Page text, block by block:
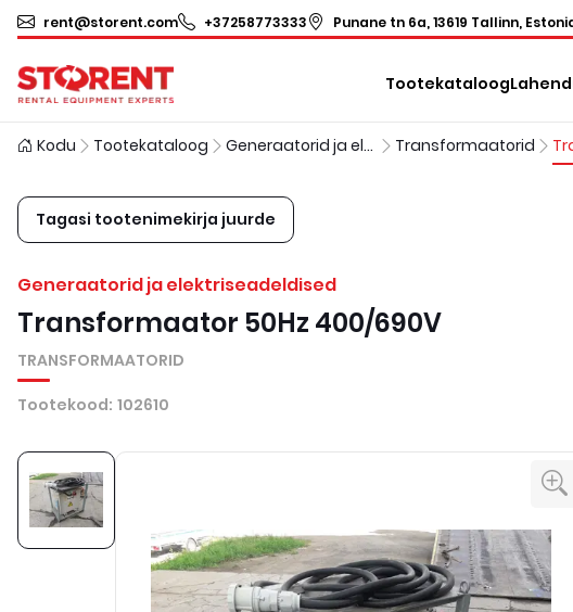
rent@storent.com +37258773333 Punane tn 6a, 13619 Tallinn,
Tootekataloog
Kodu Tootekataloog Generaatorid ja elektriseadeldised Transformaatorid
Tagasi tootenimekirja juurde
Generaatorid ja elektriseadeldised
Transformaator 50Hz 400/690V
TRANSFORMAATORID
Tootekood: 102610